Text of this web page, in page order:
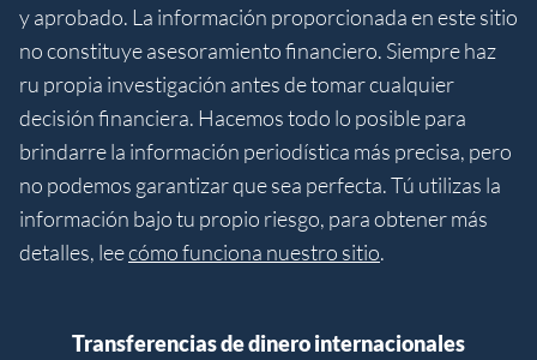
y aprobado. La información proporcionada en este sitio
no constituye asesoramiento financiero. Siempre haz
ru propia investigación antes de tomar cualquier
decisión financiera. Hacemos todo lo posible para
brindarre la información periodística más precisa, pero
no podemos garantizar que sea perfecta. Tú utilizas la
información bajo tu propio riesgo, para obtener más
detalles, leecómo funciona nuestro sitio.
Transferencias de dinero internacionales